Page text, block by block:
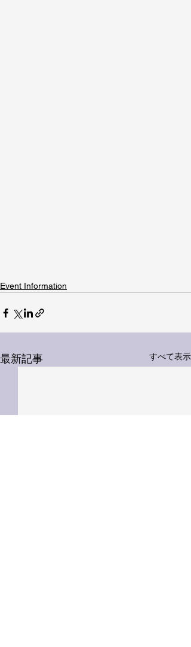
Event Information
最新記事 すべて表示